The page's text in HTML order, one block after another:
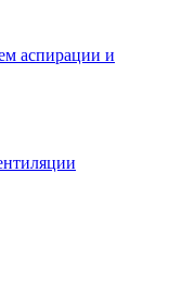
аспирации и